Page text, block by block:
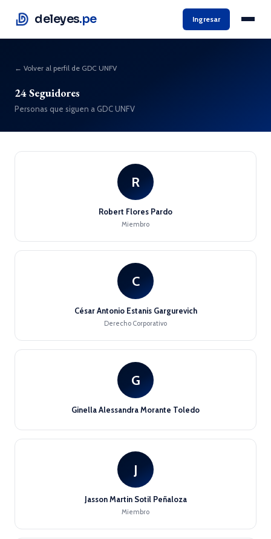
deleyes.pe Ingresar
← Volver al perfil de GDC UNFV
24 Seguidores
Personas que siguen a GDC UNFV
R
Robert Flores Pardo
Miembro
C
César Antonio Estanis Gargurevich
Derecho Corporativo
G
Ginella Alessandra Morante Toledo
J
Jasson Martin Sotil Peñaloza
Miembro